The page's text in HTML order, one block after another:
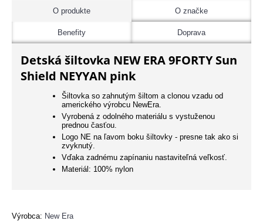
O produkte O značke
Benefity Doprava
Detská šiltovka NEW ERA 9FORTY Sun
Shield NEYYAN pink
Šiltovka so zahnutým šiltom a clonou vzadu od
amerického výrobcu NewEra.
Vyrobená z odolného materiálu s vystuženou
prednou časťou.
Logo NE na ľavom boku šiltovky - presne tak ako si
zvyknutý.
Vďaka zadnému zapínaniu nastaviteľná veľkosť.
Materiál: 100% nylon
Výrobca: New Era